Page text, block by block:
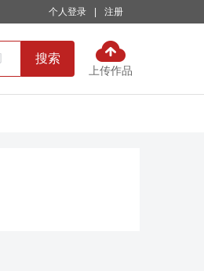
个人登录 注册
搜索
上传作品